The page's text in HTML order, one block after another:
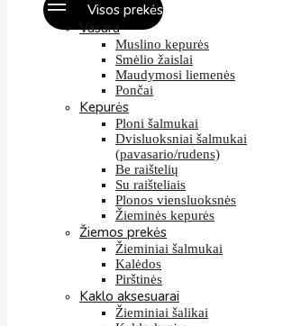
Visos prekės
Vasara
Muslino kepurės
Smėlio žaislai
Maudymosi liemenės
Pončai
Kepurės
Ploni šalmukai
Dvisluoksniai šalmukai
(pavasario/rudens)
Be raištelių
Su raišteliais
Plonos viensluoksnės
Žieminės kepurės
Žiemos prekės
Žieminiai šalmukai
Kalėdos
Pirštinės
Kaklo aksesuarai
Žieminiai šalikai